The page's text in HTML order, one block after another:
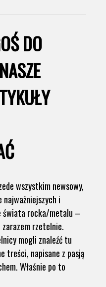
DO
wszystkim newsowy,
najważniejszych i
świata rocka/metalu –
rzetelnie.
mogli znaleźć tu
treści, napisane z pasją
Właśnie po to